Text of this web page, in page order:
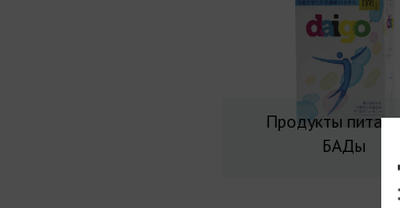
Продукты
БАДы